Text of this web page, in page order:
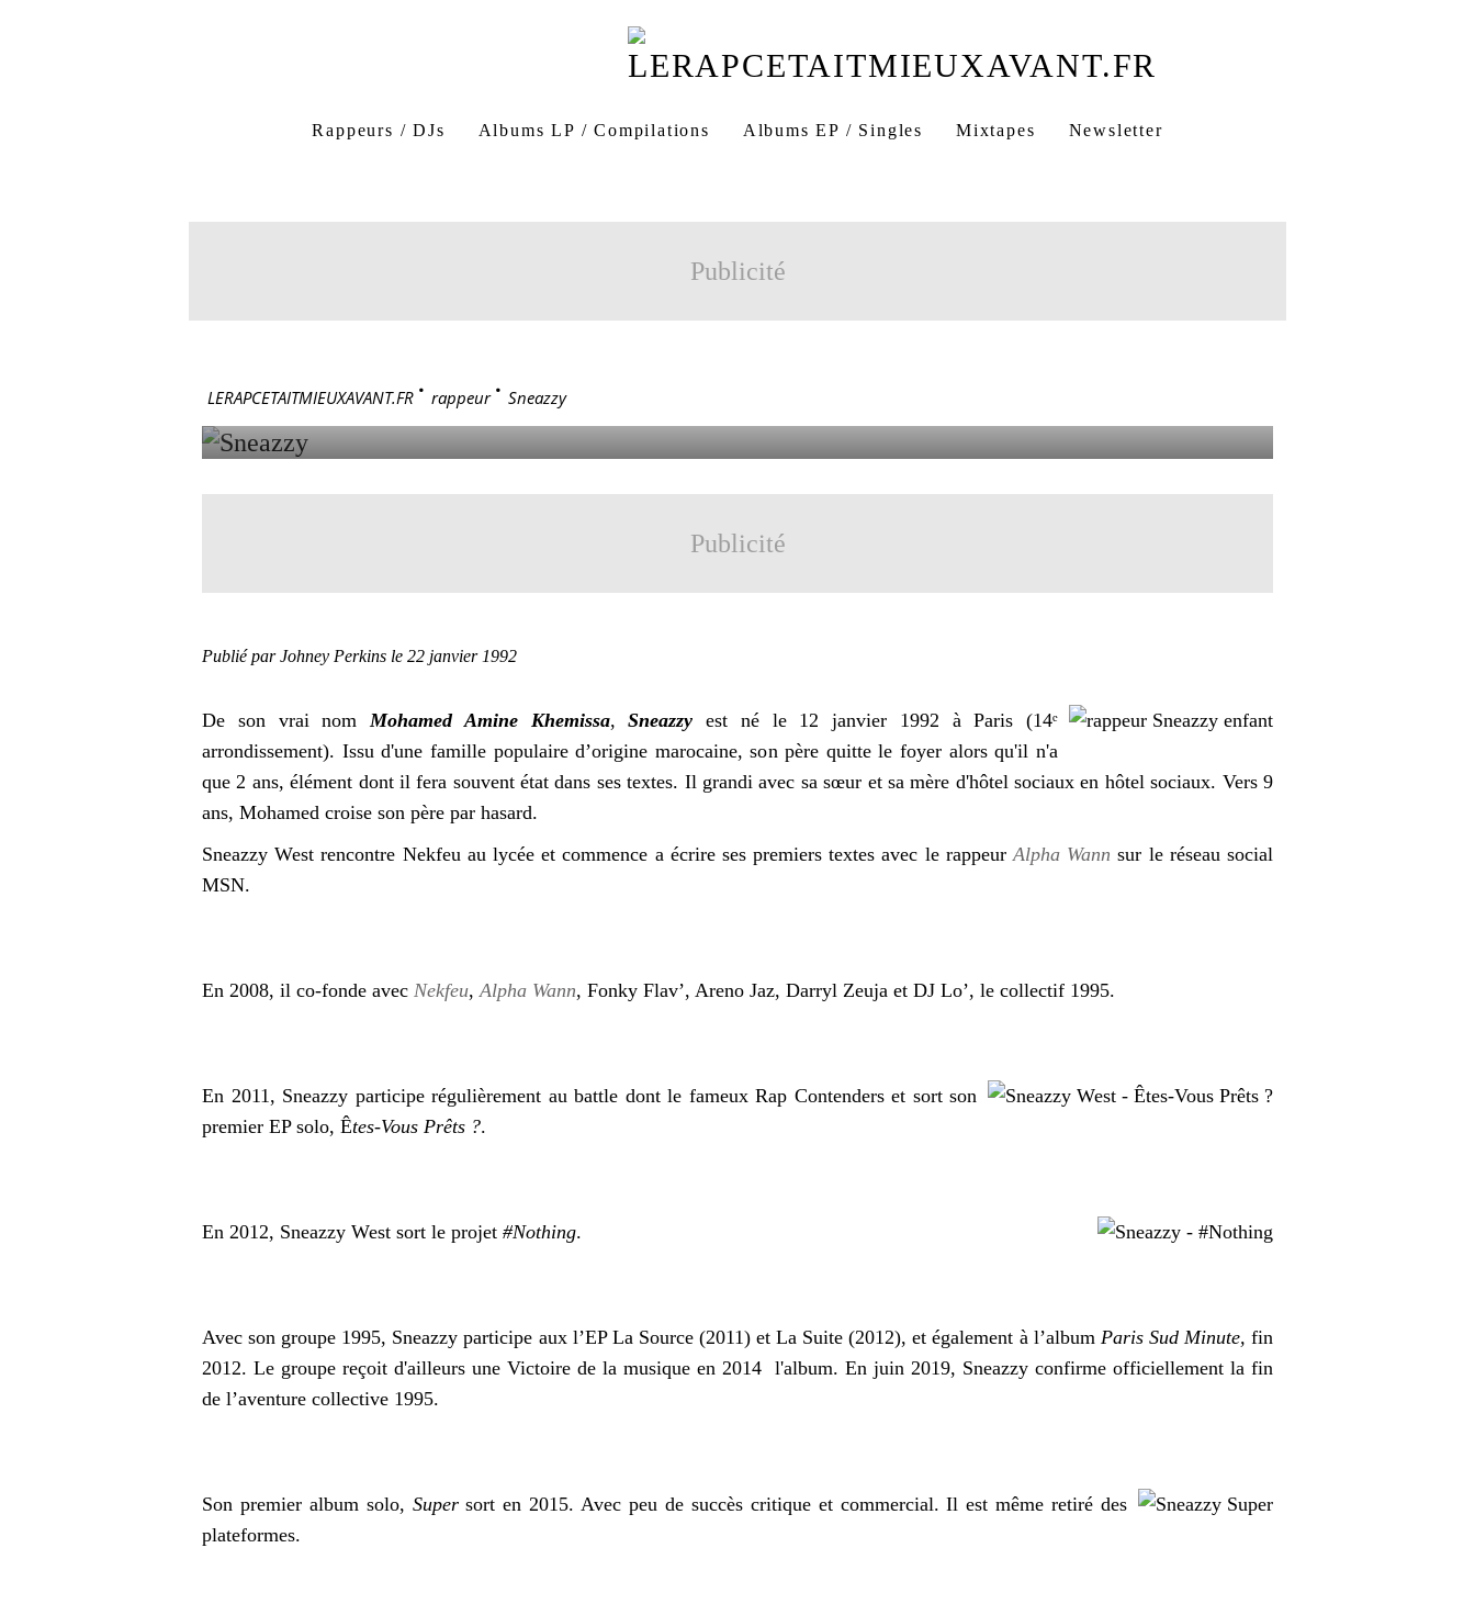
Rappeurs / DJs Albums LP / Compilations Albums EP / Singles Mixtapes Newsletter
Publicité
LERAPCETAITMIEUXAVANT.FR > rappeur > Sneazzy
Publicité
Publié par Johney Perkins le 22 janvier 1992
De son vrai nomMohamed Amine Khemissa,Sneazzy est né le 12 janvier 1992 à Paris (14ᵉ
arrondissement). Issu d'une famille populaire d’origine marocaine, son père quitte le foyer alors qu'il n'a
que 2 ans, élément dont il fera souvent état dans ses textes. Il grandi avec sa sœur et sa mère d'hôtel sociaux en hôtel sociaux. Vers 9
ans, Mohamed croise son père par hasard.
Sneazzy West rencontre Nekfeu au lycée et commence a écrire ses premiers textes avec le rappeurAlpha Wann sur le réseau social
MSN.
En 2008, il co‑fonde avec Nekfeu,Alpha Wann, Fonky Flav’, Areno Jaz, Darryl Zeuja et DJ Lo’, le collectif 1995.
En 2011, Sneazzy participe régulièrement au battle dont le fameux Rap Contenders et sort son
premier EP solo, Êtes-Vous Prêts ?.
En 2012, Sneazzy West sort le projet #Nothing.
Avec son groupe 1995, Sneazzy participe aux l’EP La Source (2011) et La Suite (2012), et également à l’album Paris Sud Minute, fin
2012. Le groupe reçoit d'ailleurs une Victoire de la musique en 2014 l'album. En juin 2019, Sneazzy confirme officiellement la fin
de l’aventure collective 1995.
Son premier album solo, Supersort en 2015. Avec peu de succès critique et commercial. Il est même retiré des
plateformes.